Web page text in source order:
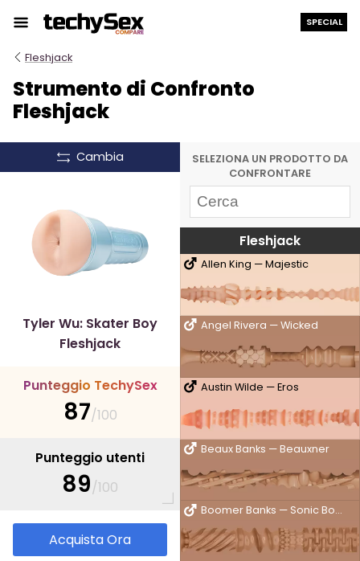
contenuto
SPECIAL
Fleshjack
Strumento di Confronto
Fleshjack
SELEZIONA UN PRODOTTO DA
CONFRONTARE
Fleshjack
Allen King — Majestic
Angel Rivera — Wicked
Austin Wilde — Eros
Beaux Banks — Beauxner
Boomer Banks — Sonic Boom
Cambia
Tyler Wu: Skater Boy
Fleshjack
Punteggio TechySex
87/100
Punteggio utenti
89/100
Acquista Ora